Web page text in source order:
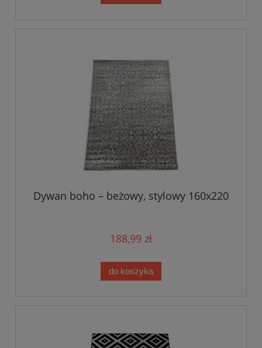
Dywan boho – beżowy, stylowy 160x220
188,99 zł
do koszyka